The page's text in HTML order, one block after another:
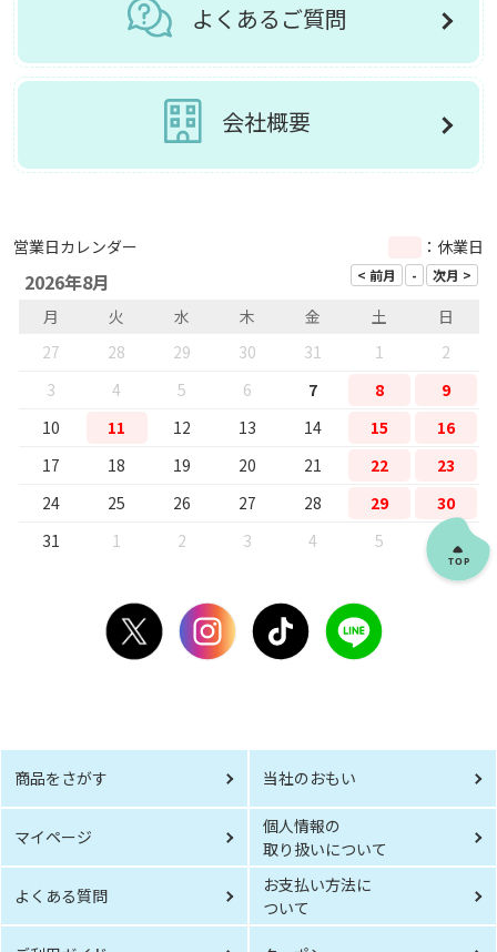
よくあるご質問
会社概要
営業日カレンダー ：休業日
2026年8月
月 火 水 木 金 土
日
27
28 29 30 31 1
2
3
4 5 6 7 8
9
10
11 12 13 14 15
16
17
18 19 20 21 22
23
24
25 26 27 28 29
30
31
1 2 3 4 5
商品をさがす 当社のおもい
マイページ
個人情報の
取り扱いについて
よくある質問
お支払い方法に
ついて